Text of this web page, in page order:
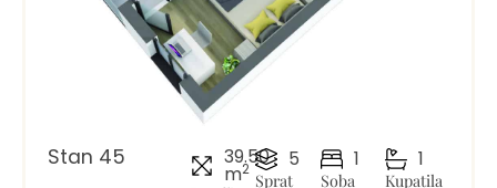
Stan 45 39.50
m2 5
Sprat
1
Soba
1
Kupatila